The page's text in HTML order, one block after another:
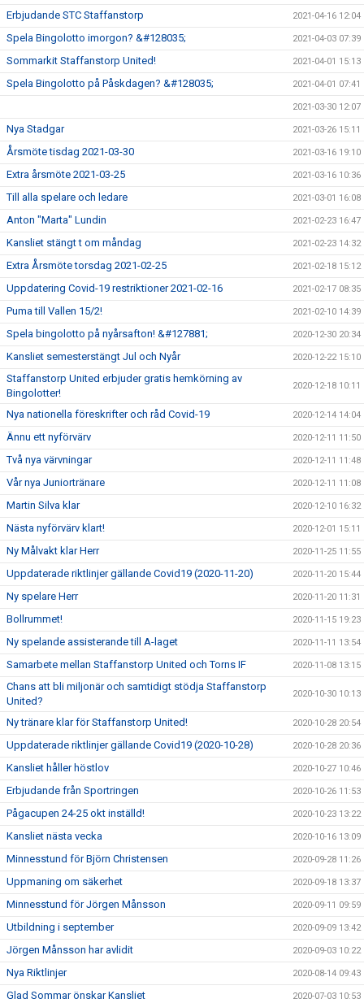
Erbjudande STC Staffanstorp 2021-04-16 12:04
Spela Bingolotto imorgon? &#128035; 2021-04-03 07:39
Sommarkit Staffanstorp United! 2021-04-01 15:13
Spela Bingolotto på Påskdagen? &#128035; 2021-04-01 07:41
2021-03-30 12:07
Nya Stadgar 2021-03-26 15:11
Årsmöte tisdag 2021-03-30 2021-03-16 19:10
Extra årsmöte 2021-03-25 2021-03-16 10:36
Till alla spelare och ledare 2021-03-01 16:08
Anton "Marta" Lundin 2021-02-23 16:47
Kansliet stängt t om måndag 2021-02-23 14:32
Extra Årsmöte torsdag 2021-02-25 2021-02-18 15:12
Uppdatering Covid-19 restriktioner 2021-02-16 2021-02-17 08:35
Puma till Vallen 15/2! 2021-02-10 14:39
Spela bingolotto på nyårsafton! &#127881; 2020-12-30 20:34
Kansliet semesterstängt Jul och Nyår 2020-12-22 15:10
Staffanstorp United erbjuder gratis hemkörning av
Bingolotter!
2020-12-18 10:11
Nya nationella föreskrifter och råd Covid-19 2020-12-14 14:04
Ännu ett nyförvärv 2020-12-11 11:50
Två nya värvningar 2020-12-11 11:48
Vår nya Juniortränare 2020-12-11 11:08
Martin Silva klar 2020-12-10 16:32
Nästa nyförvärv klart! 2020-12-01 15:11
Ny Målvakt klar Herr 2020-11-25 11:55
Uppdaterade riktlinjer gällande Covid19 (2020-11-20) 2020-11-20 15:44
Ny spelare Herr 2020-11-20 11:31
Bollrummet! 2020-11-15 19:23
Ny spelande assisterande till A-laget 2020-11-11 13:54
Samarbete mellan Staffanstorp United och Torns IF 2020-11-08 13:15
Chans att bli miljonär och samtidigt stödja Staffanstorp
United?
2020-10-30 10:13
Ny tränare klar för Staffanstorp United! 2020-10-28 20:54
Uppdaterade riktlinjer gällande Covid19 (2020-10-28) 2020-10-28 20:36
Kansliet håller höstlov 2020-10-27 10:46
Erbjudande från Sportringen 2020-10-26 11:53
Pågacupen 24-25 okt inställd! 2020-10-23 13:22
Kansliet nästa vecka 2020-10-16 13:09
Minnesstund för Björn Christensen 2020-09-28 11:26
Uppmaning om säkerhet 2020-09-18 13:37
Minnesstund för Jörgen Månsson 2020-09-11 09:59
Utbildning i september 2020-09-09 13:42
Jörgen Månsson har avlidit 2020-09-03 10:22
Nya Riktlinjer 2020-08-14 09:43
Glad Sommar önskar Kansliet 2020-07-03 10:53